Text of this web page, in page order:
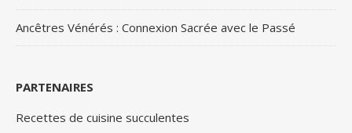
Ancêtres Vénérés : Connexion Sacrée avec le Passé
PARTENAIRES
Recettes de cuisine succulentes